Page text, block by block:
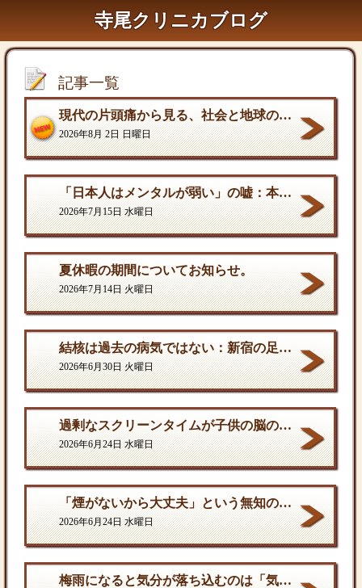
寺尾クリニカブログ
記事一覧
現代の片頭痛から見る、社会と地球の構造的課題
2026年8月 2日 日曜日
「日本人はメンタルが弱い」の嘘：本当の弱さと、自分を守る「成熟した強さ
2026年7月15日 水曜日
夏休暇の期間についてお知らせ。
2026年7月14日 火曜日
結核は過去の病気ではない：新宿の足元に潜む歪んだ現実
2026年6月30日 火曜日
過剰なスクリーンタイムが子供の脳の発達を停滞させる。
2026年6月24日 水曜日
「煙がないから大丈夫」という無知の罪。となりに一人生息するだけで、そこは危険地帯である
2026年6月24日 水曜日
梅雨になると気分が落ち込むのは「気のせい」ではない